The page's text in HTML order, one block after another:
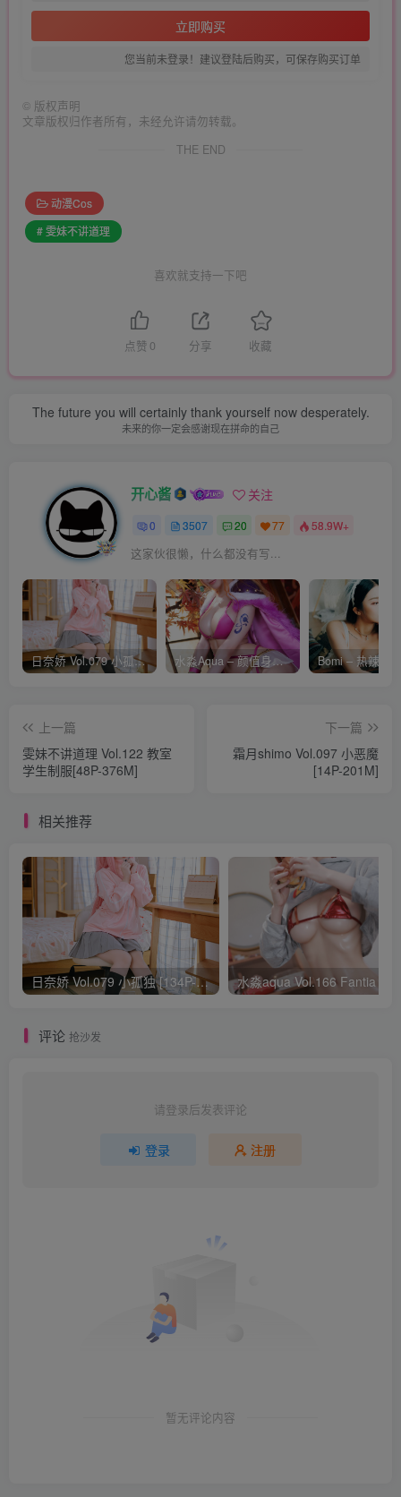
立即购买
您当前未登录！建议登陆后购买，可保存购买订单
© 版权声明
文章版权归作者所有，未经允许请勿转载。
THE END
动漫Cos
# 雯妹不讲道理
喜欢就支持一下吧
点赞 0 分享 收藏
The future you will certainly thank yourself now desperately.
未来的你一定会感谢现在拼命的自己
开心酱 关注
0 3507 20 77 58.9W+
这家伙很懒，什么都没有写...
日奈娇 Vol.079 小孤独 [134P-1.84GB] 水淼Aqua – 颜值身材双在线 火爆日本 Cos写真作品合集
上一篇
雯妹不讲道理 Vol.122 教室
学生制服[48P-376M]
下一篇
霜月shimo Vol.097 小恶魔
[14P-201M]
相关推荐
日奈娇 Vol.079 小孤独 [134P-1.84GB]
评论 抢沙发
请登录后发表评论
登录 注册
暂无评论内容